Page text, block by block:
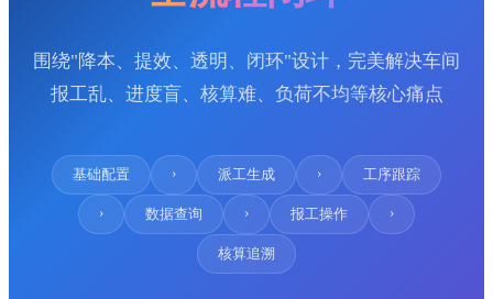
围绕"降本、提效、透明、闭环"设计，完美解决车间
报工乱、进度盲、核算难、负荷不均等核心痛点
基础配置 › 派工生成 › 工序跟踪
› 数据查询 › 报工操作 ›
核算追溯